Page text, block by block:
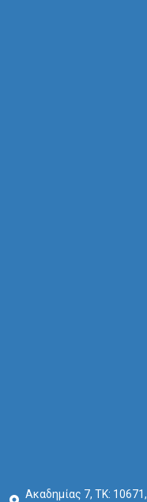
Ακαδημίας 7, ΤΚ: 10671,